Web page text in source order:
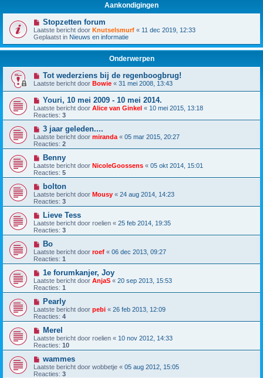
Aankondigingen
Stopzetten forum
Laatste bericht door Knutselsmurf « 11 dec 2019, 12:33
Geplaatst in Nieuws en informatie
Onderwerpen
Tot wederziens bij de regenboogbrug!
Laatste bericht door Bowie « 31 mei 2008, 13:43
Youri, 10 mei 2009 - 10 mei 2014.
Laatste bericht door Alice van Ginkel « 10 mei 2015, 13:18
Reacties: 3
3 jaar geleden....
Laatste bericht door miranda « 05 mar 2015, 20:27
Reacties: 2
Benny
Laatste bericht door NicoleGoossens « 05 okt 2014, 15:01
Reacties: 5
bolton
Laatste bericht door Mousy « 24 aug 2014, 14:23
Reacties: 3
Lieve Tess
Laatste bericht door roelien « 25 feb 2014, 19:35
Reacties: 3
Bo
Laatste bericht door roef « 06 dec 2013, 09:27
Reacties: 1
1e forumkanjer, Joy
Laatste bericht door AnjaS « 20 sep 2013, 15:53
Reacties: 1
Pearly
Laatste bericht door pebi « 26 feb 2013, 12:09
Reacties: 4
Merel
Laatste bericht door roelien « 10 nov 2012, 14:33
Reacties: 10
wammes
Laatste bericht door wobbetje « 05 aug 2012, 15:05
Reacties: 3